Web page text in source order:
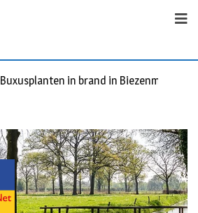
Spreidingswet asielzoekers: hoe zit dat?